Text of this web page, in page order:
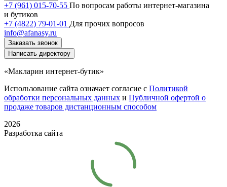
+7 (961) 015-70-55 По вопросам работы интернет-магазина
и бутиков
+7 (4822) 79-01-01 Для прочих вопросов
info@afanasy.ru
Заказать звонок
Написать директору
«Макларин интернет-бутик»
Использование сайта означает согласие с Политикой
обработки персональных данных и Публичной офертой о
продаже товаров дистанционным способом
2026
Разработка сайта